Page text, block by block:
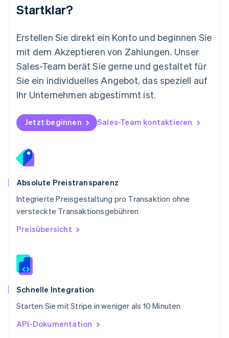
Startklar?
Erstellen Sie direkt ein Konto und beginnen Sie
mit dem Akzeptieren von Zahlungen. Unser
Sales-Team berät Sie gerne und gestaltet für
Sie ein individuelles Angebot, das speziell auf
Ihr Unternehmen abgestimmt ist.
Jetzt beginnen Sales-Team kontaktieren
Absolute Preistransparenz
Integrierte Preisgestaltung pro Transaktion ohne
versteckte Transaktionsgebühren
Preisübersicht
Schnelle Integration
Starten Sie mit Stripe in weniger als 10 Minuten
API-Dokumentation
Nederlands English
Norwegen
Österreich
Polen
English
Portugal
Português English
Rumänien
Schweden
Svenska English
Deutsch
Singapur
English
Slowakei
Slowenien
EnglishItaliano
Sonderverwaltungsregion Hongkong,
Spanien
Thailand
ไทยEnglish
English
English